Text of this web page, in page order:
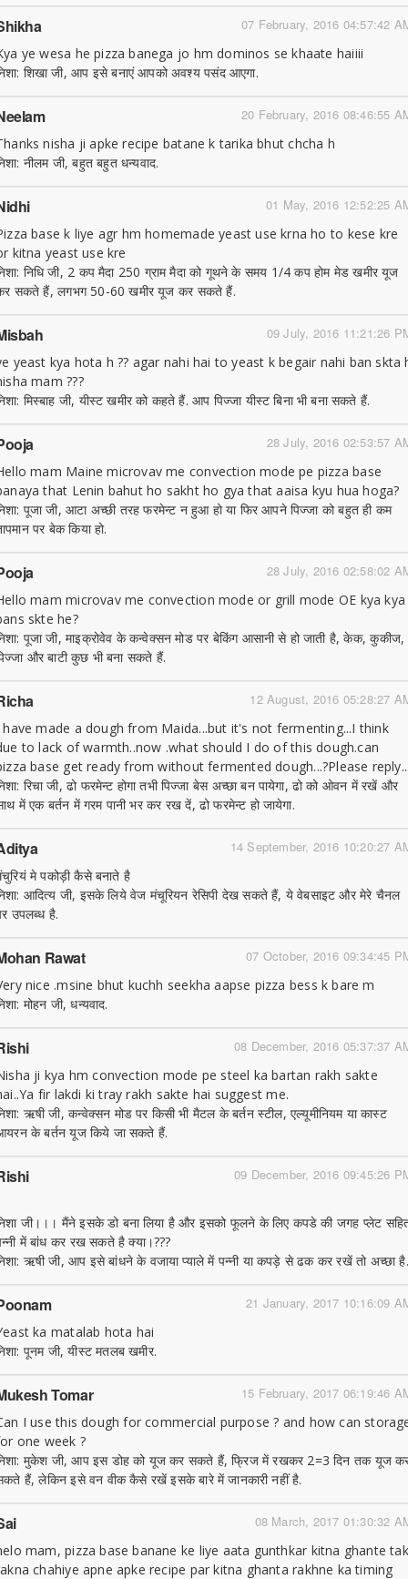
07 February, 2016 04:57:42
ye wesa he pizza banega jo hm dominos se khaate haiiii
शिखा जी, आप इसे बनाएं आपको अवश्य पसंद आएगा.
20 February, 2016 08:46:55
nisha ji apke recipe batane k tarika bhut chcha h
नीलम जी, बहुत बहुत धन्यवाद.
01 May, 2016 12:52:25
base k liye agr hm homemade yeast use krna ho to kese kre
kitna yeast use kre
निधि जी, 2 कप मैदा 250 ग्राम मैदा को गूथने के समय 1/4 कप होम मेड खमीर यूज
सकते हैं, लगभग 50-60 खमीर यूज कर सकते हैं.
09 July, 2016 11:21:26
yeast kya hota h ?? agar nahi hai to yeast k begair nahi ban skta
mam ???
मिस्बाह जी, यीस्ट खमीर को कहते हैं. आप पिज्जा यीस्ट बिना भी बना सकते हैं.
28 July, 2016 02:53:57
mam Maine microvav me convection mode pe pizza base
that Lenin bahut ho sakht ho gya that aaisa kyu hua hoga?
पूजा जी, आटा अच्छी तरह फरमेन्ट न हुआ हो या फिर आपने पिज्जा को बहुत ही कम
पर बेक किया हो.
28 July, 2016 02:58:02
mam microvav me convection mode or grill mode OE kya kya
skte he?
पूजा जी, माइक्रोवेव के कन्वेक्सन मोड पर बेकिंग आसानी से हो जाती है, केक, कुकीज,
और बाटी कुछ भी बना सकते हैं.
12 August, 2016 05:28:27
have made a dough from Maida...but it's not fermenting...I think
to lack of warmth..now .what should I do of this dough.can
base get ready from without fermented dough...?Please
रिचा जी, ढो फरमेन्ट होगा तभी पिज्जा बेस अच्छा बन पायेगा, ढो को ओवन में रखें और
में एक बर्तन में गरम पानी भर कर रख दें, ढो फरमेन्ट हो जायेगा.
14 September, 2016 10:20:27
मे पकोड़ी कैसे बनाते है
आदित्य जी, इसके लिये वेज मंचूरियन रेसिपी देख सकते हैं, ये वेबसाइट और मेरे चैनल
उपलब्ध है.
07 October, 2016 09:34:45
Rawat
nice .msine bhut kuchh seekha aapse pizza bess k bare m
मोहन जी, धन्यवाद.
08 December, 2016 05:37:37
ji kya hm convection mode pe steel ka bartan rakh sakte
fir lakdi ki tray rakh sakte hai suggest me.
ऋषी जी, कन्वेक्सन मोड पर किसी भी मैटल के बर्तन स्टील, एल्यूमीनियम या कास्ट
के बर्तन यूज किये जा सकते हैं.
09 December, 2016 09:45:26
जी।।। मैंने इसके डो बना लिया है और इसको फूलने के लिए कपडे की जगह प्लेट
में बांध कर रख सकते है क्या।???
ऋषी जी, आप इसे बांधने के वजाया प्याले में पन्नी या कपड़े से ढक कर रखें तो अच्छा है.
21 January, 2017 10:16:09
ka matalab hota hai
पूनम जी, यीस्ट मतलब खमीर.
15 February, 2017 06:19:46
Tomar
I use this dough for commercial purpose ? and how can
one week ?
मुकेश जी, आप इस डोह को यूज कर सकते हैं, फ्रिज में रखकर 2=3 दिन तक यूज
हैं, लेकिन इसे वन वीक कैसे रखें इसके बारे में जानकारी नहीं है.
08 March, 2017 01:30:32
mam, pizza base banane ke liye aata gunthkar kitna ghante tak
chahiye apne apke recipe par kitna ghanta rakhne ka timing